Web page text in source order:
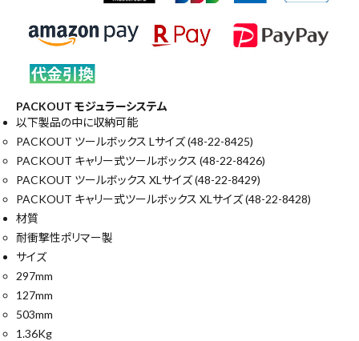
PACKOUT モジュラーシステム
以下製品の中に収納可能
PACKOUT ツールボックス Lサイズ (48-22-8425)
PACKOUT キャリー式ツールボックス (48-22-8426)
PACKOUT ツールボックス XLサイズ (48-22-8429)
PACKOUT キャリー式ツールボックス XLサイズ (48-22-8428)
材質
耐衝撃性ポリマー製
サイズ
297mm
127mm
503mm
1.36Kg